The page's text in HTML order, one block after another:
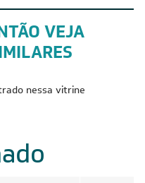
VEJA
nessa vitrine